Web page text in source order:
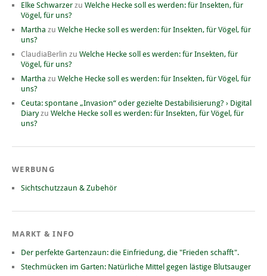
Elke Schwarzer zu Welche Hecke soll es werden: für Insekten, für
Vögel, für uns?
Martha zu Welche Hecke soll es werden: für Insekten, für Vögel, für
uns?
ClaudiaBerlin zu Welche Hecke soll es werden: für Insekten, für
Vögel, für uns?
Martha zu Welche Hecke soll es werden: für Insekten, für Vögel, für
uns?
Ceuta: spontane „Invasion“ oder gezielte Destabilisierung? › Digital
Diaryzu Welche Hecke soll es werden: für Insekten, für Vögel, für
uns?
WERBUNG
Sichtschutzzaun & Zubehör
MARKT & INFO
Der perfekte Gartenzaun: die Einfriedung, die "Frieden schafft".
Stechmücken im Garten: Natürliche Mittel gegen lästige Blutsauger